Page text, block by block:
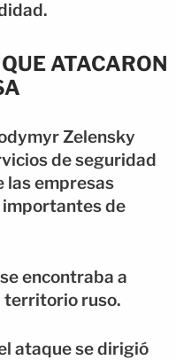
ATACARON
Zelensky
de seguridad
las empresas
de
encontraba a
territorio ruso.
ataque se dirigió